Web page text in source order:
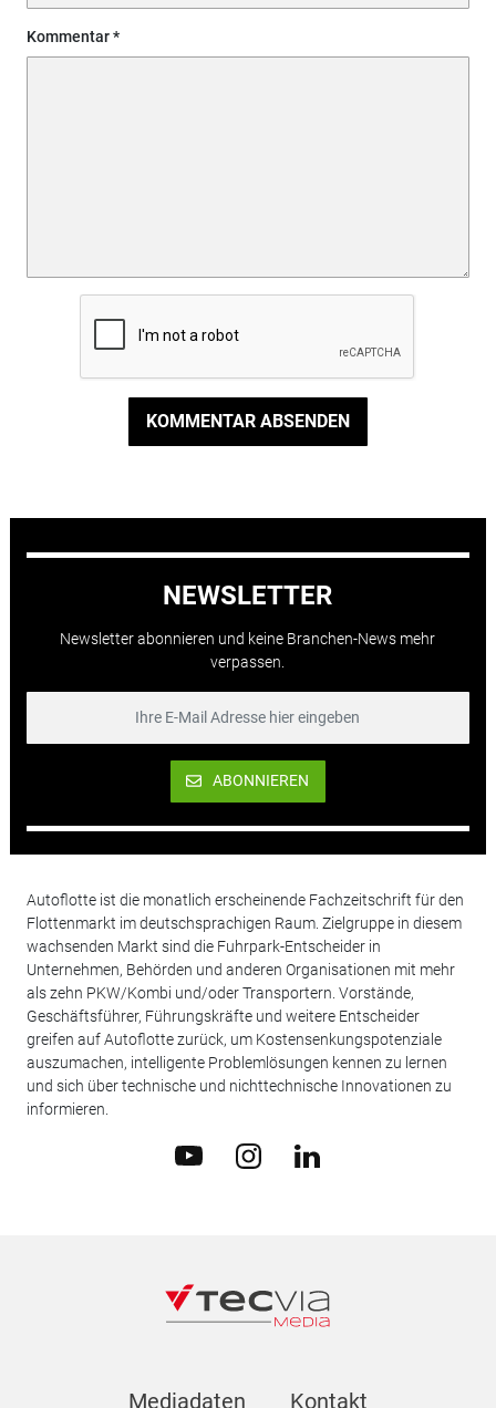
Kommentar
KOMMENTAR ABSENDEN
NEWSLETTER
Newsletter abonnieren und keine Branchen-News mehr
verpassen.
ABONNIEREN
Autoflotte ist die monatlich erscheinende Fachzeitschrift für den
Flottenmarkt im deutschsprachigen Raum. Zielgruppe in diesem
wachsenden Markt sind die Fuhrpark-Entscheider in
Unternehmen, Behörden und anderen Organisationen mit mehr
als zehn PKW/Kombi und/oder Transportern. Vorstände,
Geschäftsführer, Führungskräfte und weitere Entscheider
greifen auf Autoflotte zurück, um Kostensenkungspotenziale
auszumachen, intelligente Problemlösungen kennen zu lernen
und sich über technische und nichttechnische Innovationen zu
informieren.
Mediadaten Kontakt